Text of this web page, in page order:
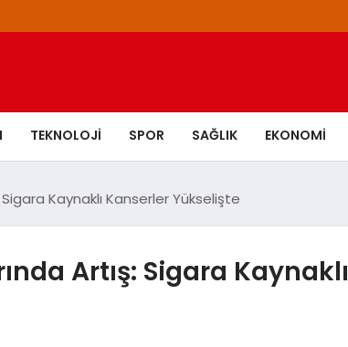
TEKNOLOJI SPOR SAĞLIK EKONOMI
Kaynaklı Kanserler Yükselişte
Artış: Sigara Kaynaklı